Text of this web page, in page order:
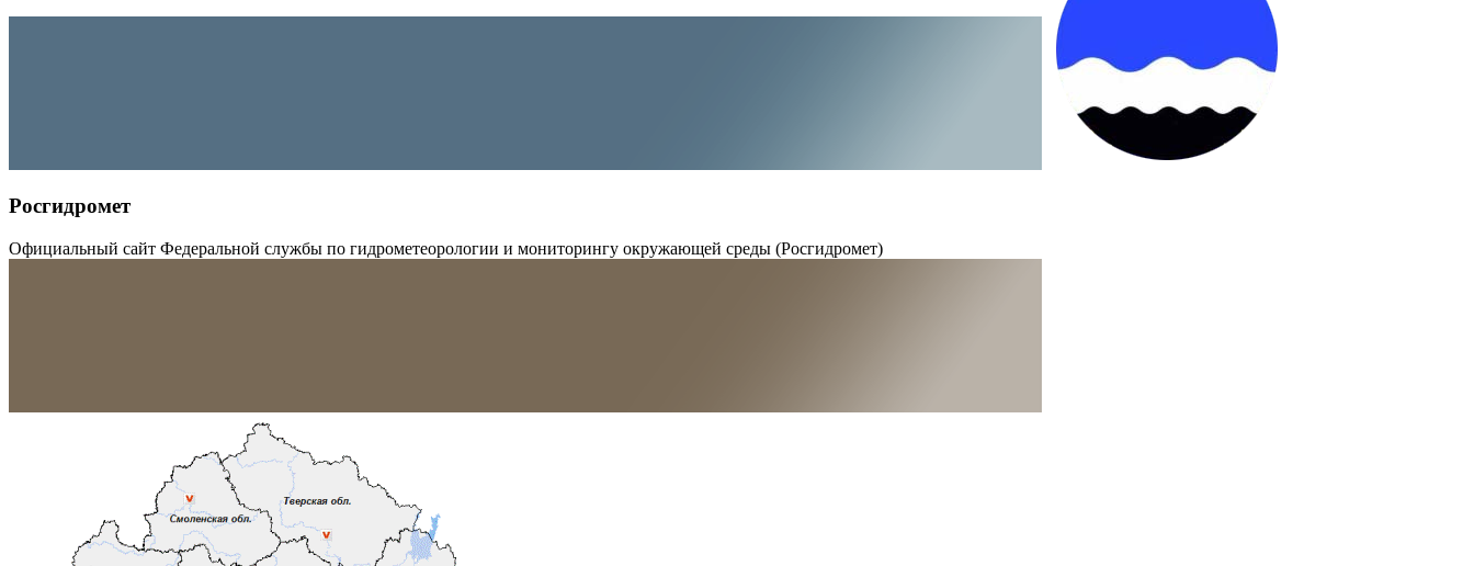
Росгидромет
Официальный сайт Федеральной службы по гидрометеорологии и мониторингу окружающей среды (Росгидромет)